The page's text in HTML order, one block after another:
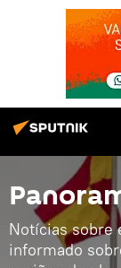
Notícias sobre
informado